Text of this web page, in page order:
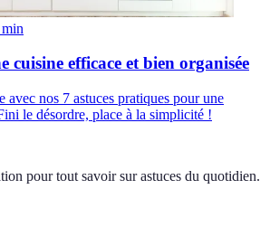
min
cuisine efficace et bien organisée
avec nos 7 astuces pratiques pour une
le désordre, place à la simplicité !
pour tout savoir sur astuces du quotidien.